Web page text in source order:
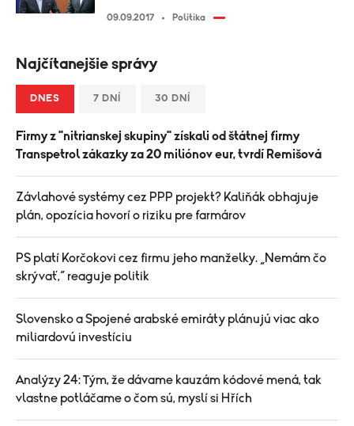
09.09.2017 Politika
Najčítanejšie správy
DNES 7 DNÍ 30 DNÍ
Firmy z "nitrianskej skupiny" získali od štátnej firmy
Transpetrol zákazky za 20 miliónov eur, tvrdí Remišová
Závlahové systémy cez PPP projekt? Kaliňák obhajuje
plán, opozícia hovorí o riziku pre farmárov
PS platí Korčokovi cez firmu jeho manželky. „Nemám čo
skrývať,“ reaguje politik
Slovensko a Spojené arabské emiráty plánujú viac ako
miliardovú investíciu
Analýzy 24: Tým, že dávame kauzám kódové mená, tak
vlastne potláčame o čom sú, myslí si Hřích